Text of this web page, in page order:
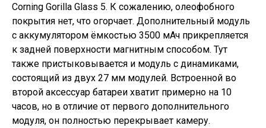
Corning Gorilla Glass 5. К сожалению, олеофобного
покрытия нет, что огорчает. Дополнительный модуль
с аккумулятором ёмкостью 3500 мАч прикрепляется
к задней поверхности магнитным способом. Тут
также пристыковывается и модуль с динамиками,
состоящий из двух 27 мм модулей. Встроенной во
второй аксессуар батареи хватит примерно на 10
часов, но в отличие от первого дополнительного
модуля, он полностью перекрывает камеру.